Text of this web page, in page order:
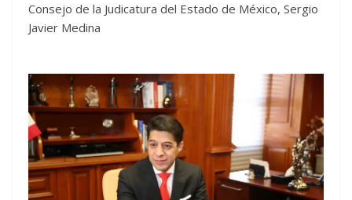
Consejo de la Judicatura del Estado de México, Sergio
Javier Medina